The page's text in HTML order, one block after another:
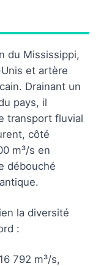
du Mississippi,
et artère
Drainant un
pays, il
transport fluvial
côté
m³/s en
débouché
la diversité
:
792 m³/s,